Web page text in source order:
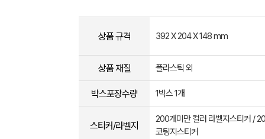
상품 규격 392 X 204 X 148 mm
상품 재질 플라스틱 외
박스포장수량 1박스 1개
스티커/라벨지
200개미만 컬러 라벨지스티커 /
코팅지스티커